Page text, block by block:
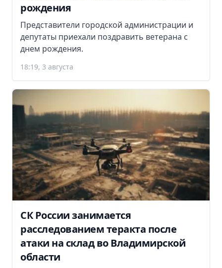
рождения
Представители городской администрации и
депутаты приехали поздравить ветерана с
днем рождения.
18:19, 3 августа
СК России занимается
расследованием теракта после
атаки на склад во Владимирской
области